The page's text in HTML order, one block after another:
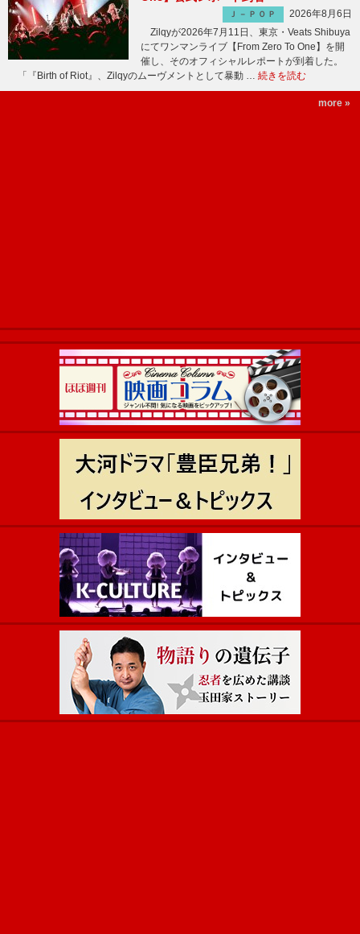
Ｊ－ＰＯＰ
2026年8月6日
Zilqyが2026年7月11日、東京・Veats Shibuya
にてワンマンライブ【From Zero To One】を開
催し、そのオフィシャルレポートが到着した。
「『Birth of Riot』、Zilqyのムーヴメントとして暴動 … 続きを読む
more »